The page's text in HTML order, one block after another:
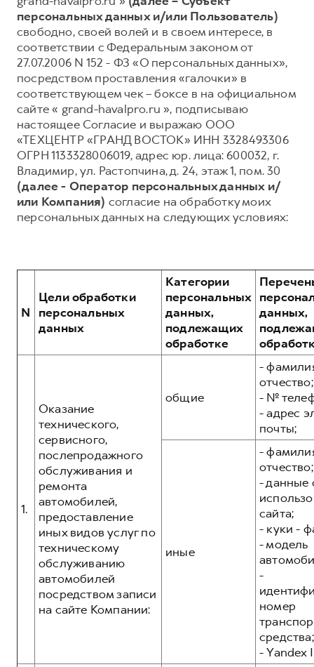
H7 H9
от 4 799 000 ₽
Тест-драйв
Трейд-ин
КРЕДИТ И СТРАХОВАНИЕ
Кредитный калькулятор
Страхование
Кредит
КОРПОРАТИВНЫМ КЛИЕНТАМ
Для малого бизнеса
Крупным корпоративным клиентам
Система управления автопарком
Сервис для корпоративных клиентов
Автомобильные аксессуары
Коллекция PRO
Коллекция Базовая
Коллекция Детская
СЕРВИСНОЕ ОБСЛУЖИВАНИЕ
Нулевое ТО
Программа «Помощь на дороге»
Регламенты технического обслуживания
Электронный ПТС
ПОДДЕРЖКА
GWM Безопасность
Гарантия HAVAL
Мобильное приложение GWM
Руководства по эксплуатации
Подписки
АКСЕССУАРЫ HAVAL
Коллекция Базовая
Коллекция Детская
О дилере
Наша команда
Контакты
персональных данных и/или Пользователь)
свободно, своей волей и в своем интересе, в
соответствии с Федеральным законом от
27.07.2006 N 152 - ФЗ «О персональных данных»,
посредством проставления «галочки» в
соответствующем чек – боксе в на официальном
сайте « grand-havalpro.ru », подписываю
настоящее Согласие и выражаю ООО
«ТЕХЦЕНТР «ГРАНД ВОСТОК» ИНН 3328493306
ОГРН 1133328006019, адрес юр. лица: 600032, г.
Владимир, ул. Растопчина, д. 24, этаж 1, пом. 30
(далее - Оператор персональных данных и/
или Компания) согласие на обработку моих
персональных данных на следующих условиях:
N
Цели обработки
персональных
данных
Категории
персональных
данных,
подлежащих
обработке
данных,
1.
Оказание
технического,
сервисного,
послепродажного
обслуживания и
ремонта
автомобилей,
предоставление
иных видов услуг по
техническому
обслуживанию
автомобилей
посредством записи
на сайте Компании:
общие
-
отчество;
- №
- адрес
почты;
иные
-
отчество;
- данные
сайта;
- куки -
- модель
-
номер
средства;
- Yandex